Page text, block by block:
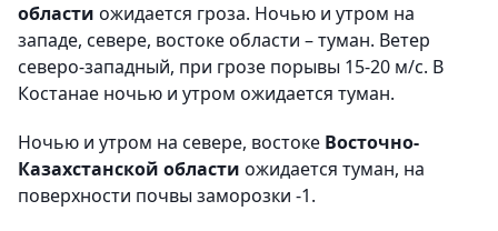
области ожидается гроза. Ночью и утром на
западе, севере, востоке области – туман. Ветер
северо-западный, при грозе порывы 15-20 м/с. В
Костанае ночью и утром ожидается туман.
Ночью и утром на севере, востоке Восточно-
Казахстанской области ожидается туман, на
поверхности почвы заморозки -1.